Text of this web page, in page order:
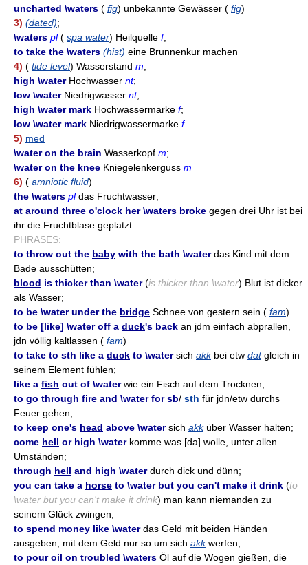
uncharted \waters ( fig) unbekannte Gewässer ( fig)
3) (dated);
\waters pl( spa water) Heilquelle f;
to take the \waters (hist) eine Brunnenkur machen
4) ( tide level) Wasserstand m;
high \waterHochwasser nt;
low \waterNiedrigwasser nt;
high \water mark Hochwassermarke f;
low \water mark Niedrigwassermarke f
5) med
\water on the brain Wasserkopf m;
\water on the knee Kniegelenkerguss m
6) ( amniotic fluid)
the \waters pldas Fruchtwasser;
at around three o'clock her \waters broke gegen drei Uhr ist bei
ihr die Fruchtblase geplatzt
PHRASES:
to throw out the baby with the bath \waterdas Kind mit dem
Bade ausschütten;
blood is thicker than \water(is thicker than \water) Blut ist dicker
als Wasser;
to be \water under the bridge Schnee von gestern sein ( fam)
to be [like] \water off a duck's back an jdm einfach abprallen,
jdn völlig kaltlassen ( fam)
to take to sth like a duck to \watersich akkbei etw datgleich in
seinem Element fühlen;
like a fish out of \waterwie ein Fisch auf dem Trocknen;
to go through fire and \water for sb/ sth für jdn/etw durchs
Feuer gehen;
to keep one's head above \watersich akküber Wasser halten;
come hell or high \waterkomme was [da] wolle, unter allen
Umständen;
through hell and high \waterdurch dick und dünn;
you can take a horse to \water but you can't make it drink (to
\water but you can't make it drink) man kann niemanden zu
seinem Glück zwingen;
to spend money like \waterdas Geld mit beiden Händen
ausgeben, mit dem Geld nur so um sich akkwerfen;
to pouroil on troubled \waters Öl auf die Wogen gießen, die